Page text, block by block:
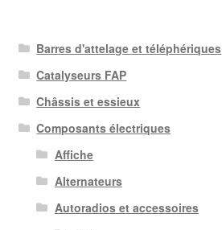
Barres d'attelage et téléphériques
Catalyseurs FAP
Châssis et essieux
Composants électriques
Affiche
Alternateurs
Autoradios et accessoires